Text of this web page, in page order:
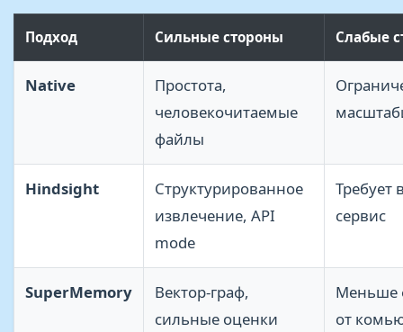
Подход Сильные стороны Слабые
Native
Простота,
человекочитаемые
файлы
Hindsight
Структурированное
извлечение, API
mode
сервис
SuperMemory
Вектор-граф,
сильные оценки
Меньше
от